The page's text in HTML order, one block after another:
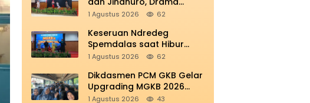
Smamio Sedot Perhatian di
1 Agustus 2026 62
Keseruan Ndredeg
Spemdalas saat Hibur
Peserta MGKB’s Upgrading
1 Agustus 2026 62
Dikdasmen PCM GKB Gelar
Upgrading MGKB 2026
Perkokoh Sinergi
1 Agustus 2026 43